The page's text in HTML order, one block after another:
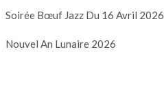
Soirée Bœuf Jazz Du 16 Avril 2026
Nouvel An Lunaire 2026